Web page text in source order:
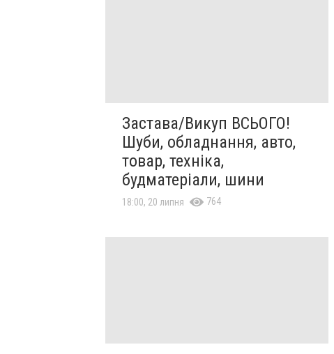
Застава/Викуп ВСЬОГО!
Шуби, обладнання, авто,
товар, техніка,
будматеріали, шини
18:00, 20 липня 764